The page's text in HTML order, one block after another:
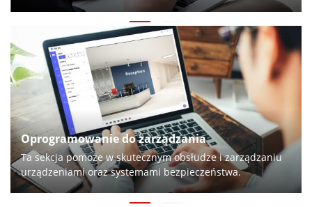
Oprogramowanie do zarządzania
Ta sekcja pomoże w skutecznym obsłudze i zarządzaniu
urządzeniami oraz systemami bezpieczeństwa.